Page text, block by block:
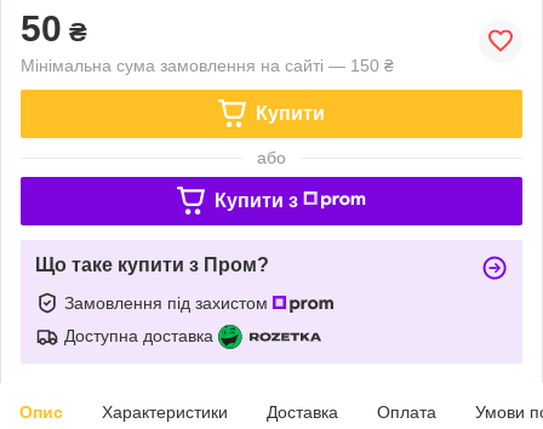
50 ₴
Мінімальна сума замовлення на сайті — 150 ₴
Купити
або
Купити з
Що таке купити з Пром?
Замовлення під захистом
Доступна доставка
Опис Характеристики Доставка Оплата Умови